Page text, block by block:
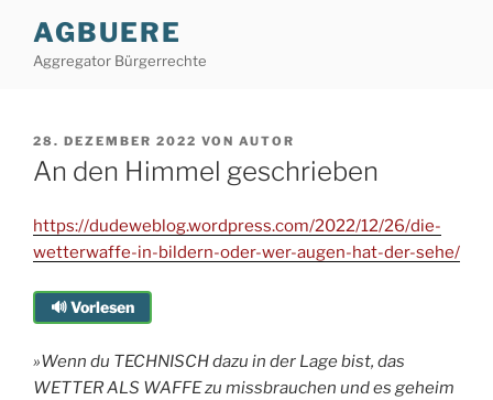
Inhalt
springen
AGBUERE
Aggregator Bürgerrechte
VERÖFFENTLICHT
AM
28. DEZEMBER 2022 VON AUTOR
An den Himmel geschrieben
https://dudeweblog.wordpress.com/2022/12/26/die-
wetterwaffe-in-bildern-oder-wer-augen-hat-der-sehe/
🔊 Vorlesen
»Wenn du TECHNISCH dazu in der Lage bist, das
WETTER ALS WAFFE zu missbrauchen und es geheim